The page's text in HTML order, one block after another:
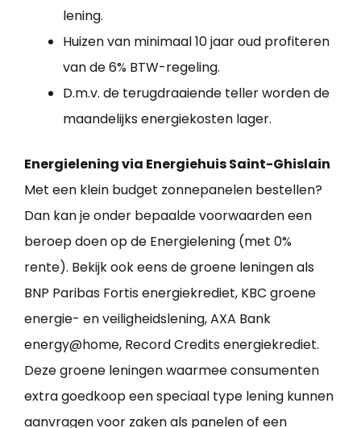
lening.
Huizen van minimaal 10 jaar oud profiteren
van de 6% BTW-regeling.
D.m.v. de terugdraaiende teller worden de
maandelijks energiekosten lager.
Energielening via Energiehuis Saint-Ghislain
Met een klein budget zonnepanelen bestellen?
Dan kan je onder bepaalde voorwaarden een
beroep doen op de Energielening (met 0%
rente). Bekijk ook eens de groene leningen als
BNP Paribas Fortis energiekrediet, KBC groene
energie- en veiligheidslening, AXA Bank
energy@home, Record Credits energiekrediet.
Deze groene leningen waarmee consumenten
extra goedkoop een speciaal type lening kunnen
aanvragen voor zaken als panelen of een